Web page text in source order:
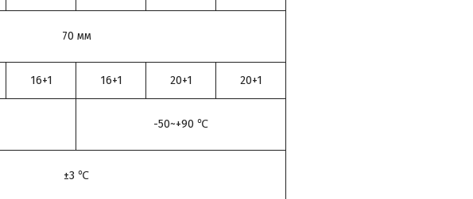
70 мм
16+1 16+1 20+1 20+1
-50~+90 ℃
±3 ℃